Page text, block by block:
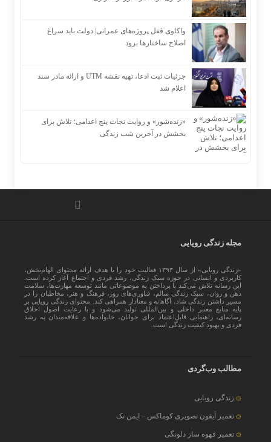
واکاوی قفل پروژه‌های عمرانی| دولت باید سراغ
اصلاح ساختارها برود
جزئیات ثبت ادعا، تهیه نقشه UTM و ارائه مادر سند
اعلام شد
«زنده‌شور» و روایت نجات پنج اعدامی؛ تلاش برای
بخشش در آخرین شب زندگی
مجله زندگی رویایی
«زندگی رویایی» از سال ۱۳۹۳ فعالیت خود را با هدف ارائه محتوای الهام‌بخش،
کاربردی و انسانی در حوزه سبک زندگی، رشد فردی و اجتماع آغاز کرده است.
این رسانه تلاش می‌کند با پرداختن به موضوعاتی مانند توسعه مهارت‌ها، سلامت
ذهن و روان، سبک زندگی سالم، فناوری‌های روز، فرهنگ و هنر، مخاطبان را در
مسیر داشتن زندگی شاد، آگاهانه و معنادار همراهی کند. محتوای زندگی رویایی بر
پایه منابع معتبر داخلی و بین‌المللی تولید می‌شود و با رعایت اصول اخلاق
رسانه‌ای، راهنمایی قابل‌اعتماد برای جوانان، خانواده‌ها و علاقه‌مندان به رشد
فردی و بهبود کیفیت زندگی است.
مطالب وب‌گردی
زندگی رویایی
تعمیر آیفون تصویری کوماکس – ایمن تک
تعمیر قهوه ساز دلونگی